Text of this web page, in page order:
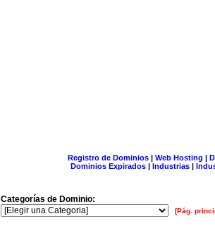
Registro de Dominios| Web Hosting |
Dominios Expirados | Industrias |
Categorías de Dominio:
[Pág.